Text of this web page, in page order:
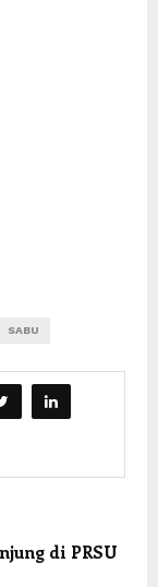
SABU
di PRSU